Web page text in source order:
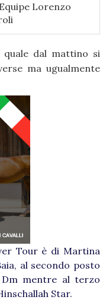
Lorenzo
dal mattino si
ma ugualmente
Tour è di Martina
al secondo posto
Dm mentre al terzo
Star.